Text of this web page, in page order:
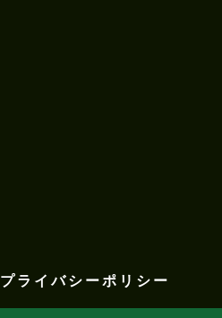
プライバシーポリシー